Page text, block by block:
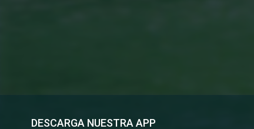
DESCARGA NUESTRA APP